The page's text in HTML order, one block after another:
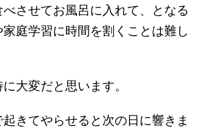
させてお風呂に入れて、となる
庭学習に時間を割くことは難し
大変だと思います。
きてやらせると次の日に響きま